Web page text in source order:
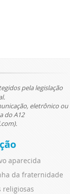
pela legislação
eletrônico ou
do A12
aparecida
da fraternidade
religiosas